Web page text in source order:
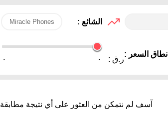
الشائع : Miracle Phones
نطاق السعر :
ر.ق : ٠ ٠
آسف لم نتمكن من العثور على أي نتيجة مطابقة